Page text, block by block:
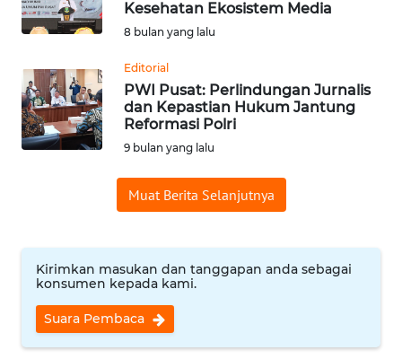
Kesehatan Ekosistem Media
8 bulan yang lalu
Editorial
PWI Pusat: Perlindungan Jurnalis
dan Kepastian Hukum Jantung
Reformasi Polri
9 bulan yang lalu
Muat Berita Selanjutnya
Kirimkan masukan dan tanggapan anda sebagai
konsumen kepada kami.
Suara Pembaca
WN
BINJAI
WN
CIREBON
WN
WN
MAJALENGKA
WN